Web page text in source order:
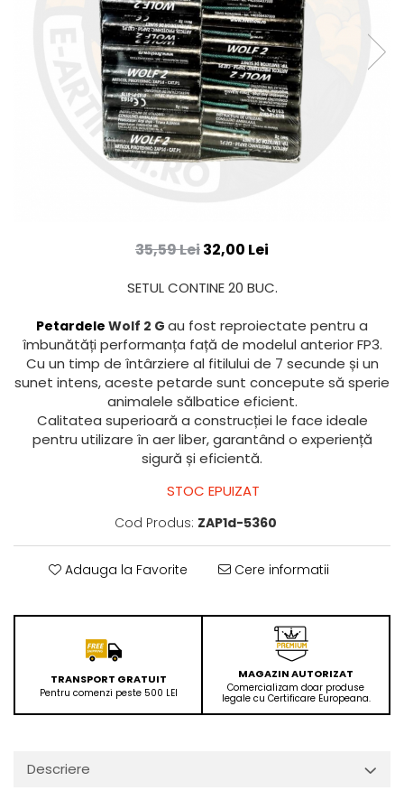
35,59 Lei32,00 Lei
SETUL CONTINE 20 BUC.
Petardele Wolf 2 G au fost reproiectate pentru a
îmbunătăți performanța față de modelul anterior FP3.
Cu un timp de întârziere al fitilului de 7 secunde și un
sunet intens, aceste petarde sunt concepute să sperie
animalele sălbatice eficient.
Calitatea superioară a construcției le face ideale
pentru utilizare în aer liber, garantând o experiență
sigură și eficientă.
STOC EPUIZAT
Cod Produs: ZAP1d-5360
Adauga la Favorite Cere informatii
TRANSPORT GRATUIT
Pentru comenzi peste 500 LEI
MAGAZIN AUTORIZAT
Comercializam doar produse
legale cu Certificare Europeana.
Descriere